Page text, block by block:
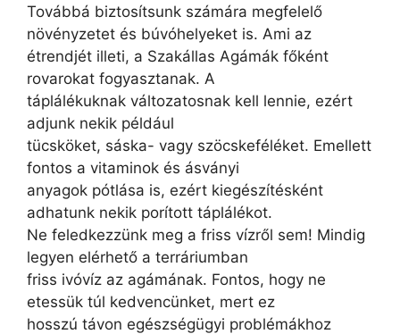
Továbbá biztosítsunk számára megfelelő
növényzetet és búvóhelyeket is. Ami az
étrendjét illeti, a Szakállas Agámák főként
rovarokat fogyasztanak. A
táplálékuknak változatosnak kell lennie, ezért
adjunk nekik például
tücsköket, sáska- vagy szöcskeféléket. Emellett
fontos a vitaminok és ásványi
anyagok pótlása is, ezért kiegészítésként
adhatunk nekik porított táplálékot.
Ne feledkezzünk meg a friss vízről sem! Mindig
legyen elérhető a terráriumban
friss ivóvíz az agámának. Fontos, hogy ne
etessük túl kedvencünket, mert ez
hosszú távon egészségügyi problémákhoz